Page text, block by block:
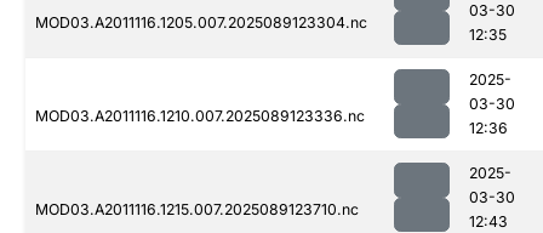
MOD03.A2011116.1205.007.2025089123304.nc
03-30
12:35
MOD03.A2011116.1210.007.2025089123336.nc
2025-
03-30
12:36
MOD03.A2011116.1215.007.2025089123710.nc
2025-
03-30
12:43